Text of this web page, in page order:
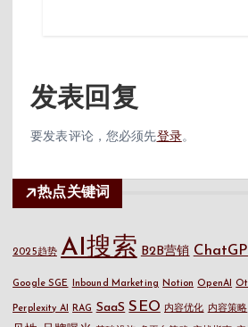
发表回复
要发表评论，您必须先登录。
热点关键词
2025趋势 AI搜索 B2B营销
Google SGE Inbound Marketing Notion OpenAI
Perplexity AI RAG SaaS SEO 内容优化 内容策略